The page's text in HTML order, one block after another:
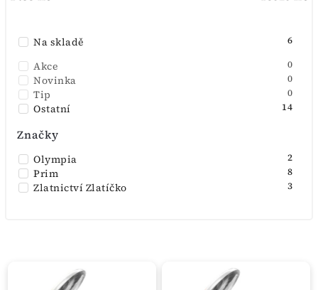
Abecedně
Na skladě 6
Akce 0
Novinka 0
Tip 0
Ostatní 14
Značky
Olympia 2
Prim 8
Zlatnictví Zlatíčko 3